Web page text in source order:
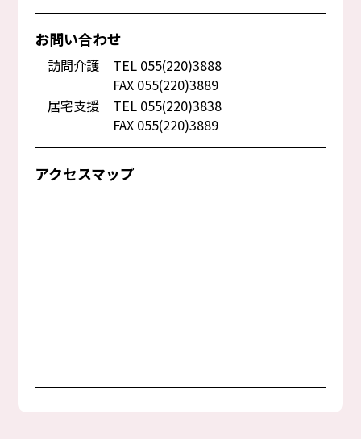
お問い合わせ
訪問介護
TEL 055(220)3888
FAX 055(220)3889
居宅支援
TEL 055(220)3838
FAX 055(220)3889
アクセスマップ